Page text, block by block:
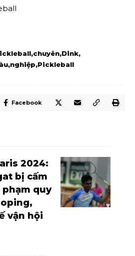
chuyên Dink
nghiệp Pickleball
Facebook
2024:
bị cấm
phạm quy
vận hội